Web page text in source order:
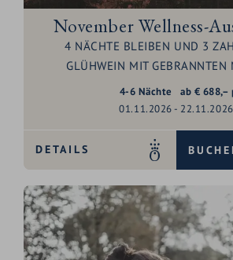
November Wellness-
4 NÄCHTE BLEIBEN UND 3
GLÜHWEIN MIT GEBRANNTEN
4-6 Nächte
01.11.2026 - 22.11.2026
ab € 688,–
DETAILS